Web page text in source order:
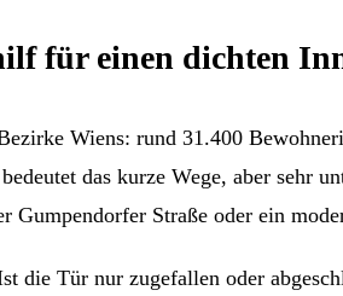
für einen dichten
Wiens: rund 31.400
das kurze Wege, aber sehr
Gumpendorfer Straße oder ein
die Tür nur zugefallen oder